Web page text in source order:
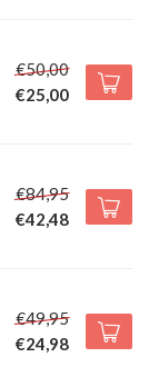
€50,00
€25,00
€84,95
€42,48
€49,95
€24,98